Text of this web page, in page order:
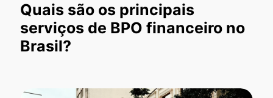
Quais são os principais
serviços de BPO financeiro no
Brasil?